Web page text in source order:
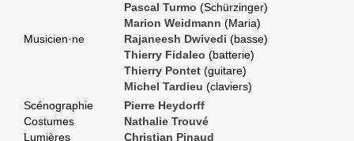
Pascal Turmo (Schürzinger)
Marion Weidmann (Maria)
Musicien·ne
Rajaneesh Dwivedi (basse)
Thierry Fidaleo (batterie)
Thierry Pontet (guitare)
Michel Tardieu (claviers)
Scénographie
Pierre Heydorff
Costumes
Nathalie Trouvé
Lumières
Christian Pinaud